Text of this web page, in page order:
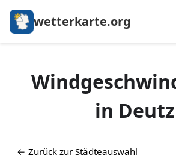
wetterkarte.org
in Deutz
← Zurück zur Städteauswahl